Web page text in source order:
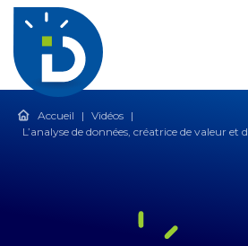
Accueil | Vidéos |
L’analyse de données, créatrice de valeur et